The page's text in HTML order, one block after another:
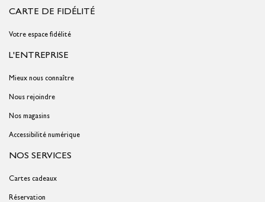
CARTE DE FIDÉLITÉ
Votre espace fidélité
L'ENTREPRISE
Mieux nous connaître
Nous rejoindre
Nos magasins
Accessibilité numérique
NOS SERVICES
Cartes cadeaux
Réservation